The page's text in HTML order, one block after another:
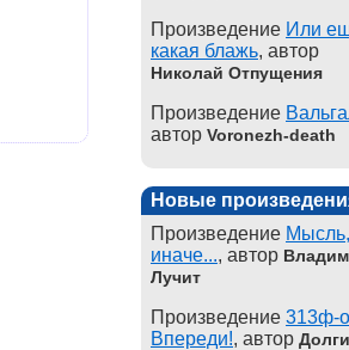
Произведение Или
какая блажь, автор
Николай Отпущения
Произведение
автор Voronezh-death
Новые
Произведение
иначе..., автор
Лучит
Произведение 313ф-
Впереди!, автор